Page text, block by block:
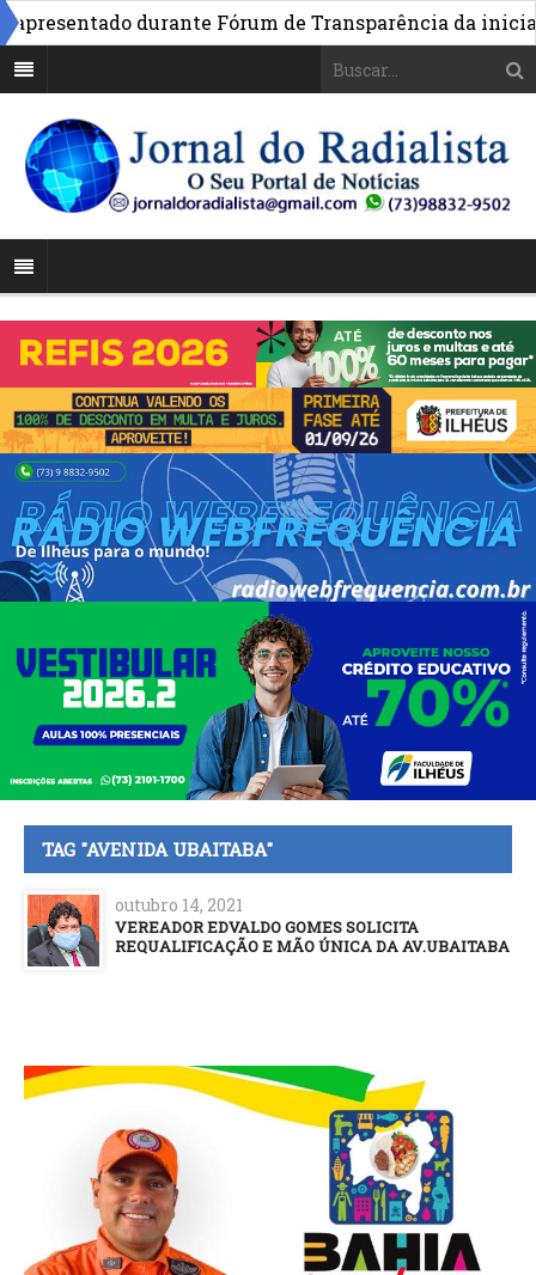
durante Fórum de Transparência da
TAG "AVENIDA UBAITABA"
outubro 14, 2021
VEREADOR EDVALDO GOMES SOLICITA
REQUALIFICAÇÃO E MÃO ÚNICA DA AV.UBAITABA